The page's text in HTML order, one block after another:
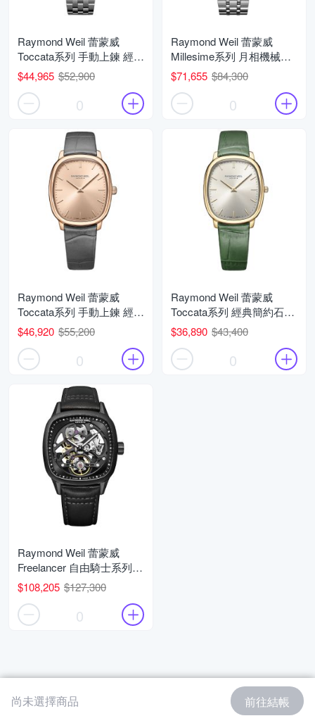
Raymond Weil 蕾蒙威
Toccata系列 手動上鍊 經典
簡約機械腕錶 父親節 禮物
推薦 38mm/2280-ST-50001
$44,965 $52,900
0
Raymond Weil 蕾蒙威
Millesime系列 月相機械腕
錶 父親節 禮物 推薦
35mm/2145-ST-10001
$71,655 $84,300
0
Raymond Weil 蕾蒙威
Toccata系列 手動上鍊 經典
簡約機械腕錶 父親節 禮物
推薦 38mm/2280-PC5-
80001
$46,920 $55,200
0
Raymond Weil 蕾蒙威
Toccata系列 經典簡約石英
腕錶 父親節 禮物 推薦
36mm/5280-PC-64001
$36,890 $43,400
0
Raymond Weil 蕾蒙威
Freelancer 自由騎士系列
鏤空機械腕錶 父親節 禮物
推薦 40mm/2795-BKC-
20000
$108,205 $127,300
0
尚未選擇商品 前往結帳